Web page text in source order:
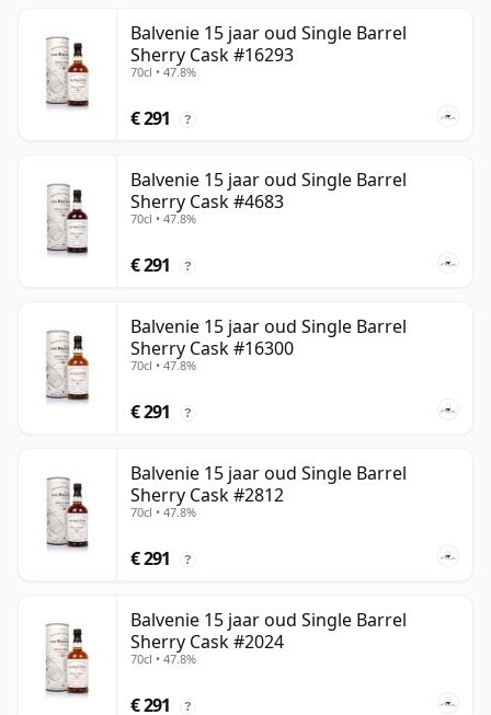
Balvenie 15 jaar oud Single Barrel
Sherry Cask #16293
70cl • 47.8%
€ 291 ?
Balvenie 15 jaar oud Single Barrel
Sherry Cask #4683
70cl • 47.8%
€ 291 ?
Balvenie 15 jaar oud Single Barrel
Sherry Cask #16300
70cl • 47.8%
€ 291 ?
Balvenie 15 jaar oud Single Barrel
Sherry Cask #2812
70cl • 47.8%
€ 291 ?
Balvenie 15 jaar oud Single Barrel
Sherry Cask #2024
70cl • 47.8%
€ 291 ?